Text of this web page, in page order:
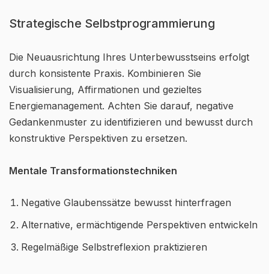
Strategische Selbstprogrammierung
Die Neuausrichtung Ihres Unterbewusstseins erfolgt
durch konsistente Praxis. Kombinieren Sie
Visualisierung, Affirmationen und gezieltes
Energiemanagement. Achten Sie darauf, negative
Gedankenmuster zu identifizieren und bewusst durch
konstruktive Perspektiven zu ersetzen.
Mentale Transformationstechniken
Negative Glaubenssätze bewusst hinterfragen
Alternative, ermächtigende Perspektiven entwickeln
Regelmäßige Selbstreflexion praktizieren